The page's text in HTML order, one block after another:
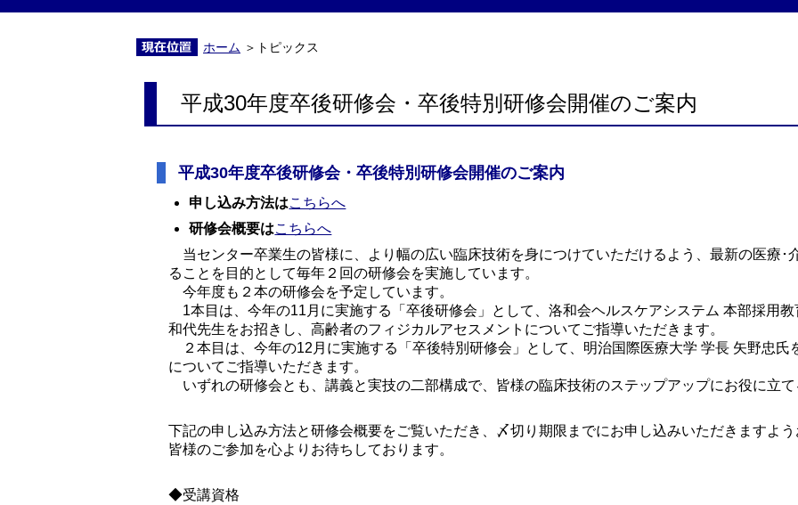
ホーム ＞トピックス
平成30年度卒後研修会・卒後特別研修会開催のご案内
平成30年度卒後研修会・卒後特別研修会開催のご案内
申し込み方法はこちらへ
研修会概要はこちらへ
当センター卒業生の皆様に、より幅の広い臨床技術を身につけていただけるよう、最新の医療･
ることを目的として毎年２回の研修会を実施しています。
今年度も２本の研修会を予定しています。
1本目は、今年の11月に実施する「卒後研修会」として、洛和会ヘルスケアシステム 本部採用
和代先生をお招きし、高齢者のフィジカルアセスメントについてご指導いただきます。
２本目は、今年の12月に実施する「卒後特別研修会」として、明治国際医療大学 学長 矢野忠
についてご指導いただきます。
いずれの研修会とも、講義と実技の二部構成で、皆様の臨床技術のステップアップにお役に立て
下記の申し込み方法と研修会概要をご覧いただき、〆切り期限までにお申し込みいただきますよう
皆様のご参加を心よりお待ちしております。
◆受講資格